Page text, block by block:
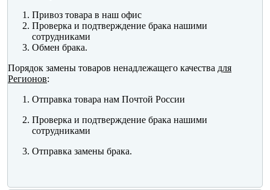
Привоз товара в наш офис
Проверка и подтверждение брака нашими
сотрудниками
Обмен брака.
Порядок замены товаров ненадлежащего качества для
Регионов:
Отправка товара нам Почтой России
Проверка и подтверждение брака нашими
сотрудниками
Отправка замены брака.